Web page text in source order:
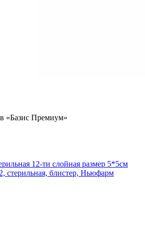
«Базис Премиум»
12-ти слойная размер 5*5см
стерильная, блистер, Ньюфарм